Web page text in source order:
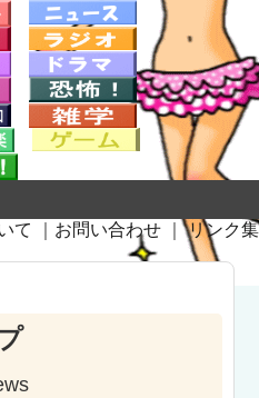
て
お問い合わせ ｜リンク集